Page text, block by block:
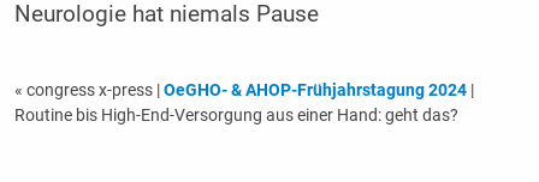
Neurologie hat niemals Pause
« congress x-press |OeGHO- & AHOP-Frühjahrstagung 2024|
Routine bis High-End-Versorgung aus einer Hand: geht das?